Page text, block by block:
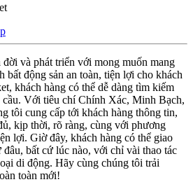
và phát triển với mong muốn mang
bất động sản an toàn, tiện lợi cho khách
khách hàng có thể dễ dàng tìm kiếm
cầu. Với tiêu chí Chính Xác, Minh Bạch,
tôi cung cấp tới khách hàng thông tin,
kịp thời, rõ ràng, cùng với phương
lợi. Giờ đây, khách hàng có thể giao
đâu, bất cứ lúc nào, với chỉ vài thao tác
di động. Hãy cùng chúng tôi trải
toàn mới!